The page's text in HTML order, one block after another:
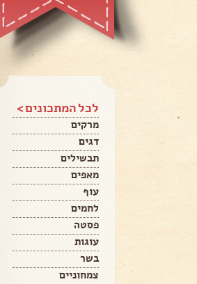
לכל המתכונים >
מרקים
דגים
תבשילים
מאפים
עוף
לחמים
פסטה
עוגות
בשר
צמחוניים